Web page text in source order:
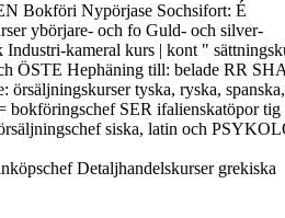
Bokföri Nypörjase Sochsifort: É
ybörjare- och fo Guld- och silver-
kameral kurs | kont "
ÖSTE Hephäning till: belade RR
tyska, ryska, spanska,
bokföringschef SER ifalienskatöpor
siska, latin och
Detaljhandelskurser grekiska